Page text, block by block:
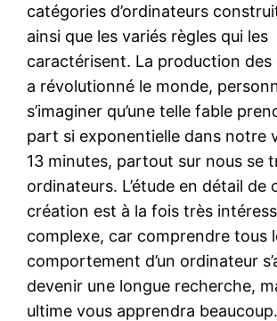
catégories d’ordinateurs
ainsi que les variés règles qui les
caractérisent. La production des
a révolutionné le monde,
s’imaginer qu’une telle fable
part si exponentielle dans notre
13 minutes, partout sur nous se
ordinateurs. L’étude en détail de
création est à la fois très
complexe, car comprendre tous
comportement d’un ordinateur
devenir une longue recherche,
ultime vous apprendra